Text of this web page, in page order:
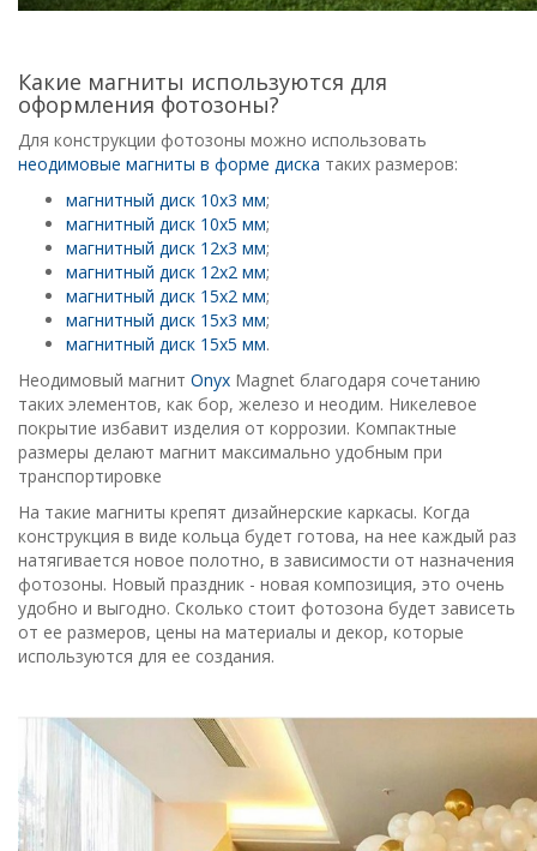
Какие магниты используются для
оформления фотозоны?
Для конструкции фотозоны можно использовать
неодимовые магниты в форме диска таких размеров:
магнитный диск 10х3 мм;
магнитный диск 10х5 мм;
магнитный диск 12х3 мм;
магнитный диск 12х2 мм;
магнитный диск 15х2 мм;
магнитный диск 15х3 мм;
магнитный диск 15х5 мм.
Неодимовый магнит Onyx Magnet благодаря сочетанию
таких элементов, как бор, железо и неодим. Никелевое
покрытие избавит изделия от коррозии. Компактные
размеры делают магнит максимально удобным при
транспортировке
На такие магниты крепят дизайнерские каркасы. Когда
конструкция в виде кольца будет готова, на нее каждый раз
натягивается новое полотно, в зависимости от назначения
фотозоны. Новый праздник - новая композиция, это очень
удобно и выгодно. Сколько стоит фотозона будет зависеть
от ее размеров, цены на материалы и декор, которые
используются для ее создания.